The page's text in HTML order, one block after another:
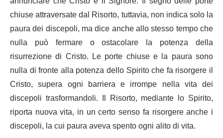
chiuse attraversate dal Risorto, tuttavia, non indica solo la
paura dei discepoli, ma dice anche allo stesso tempo che
nulla può fermare o ostacolare la potenza della
risurrezione di Cristo. Le porte chiuse e la paura sono
nulla di fronte alla potenza dello Spirito che fa risorgere il
Cristo, supera ogni barriera e irrompe nella vita dei
discepoli trasformandoli. Il Risorto, mediante lo Spirito,
riporta nuova vita, in un certo senso fa risorgere anche i
discepoli, la cui paura aveva spento ogni alito di vita.